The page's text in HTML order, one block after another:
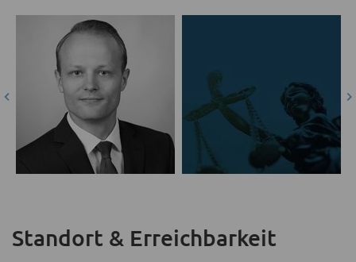
Standort & Erreichbarkeit